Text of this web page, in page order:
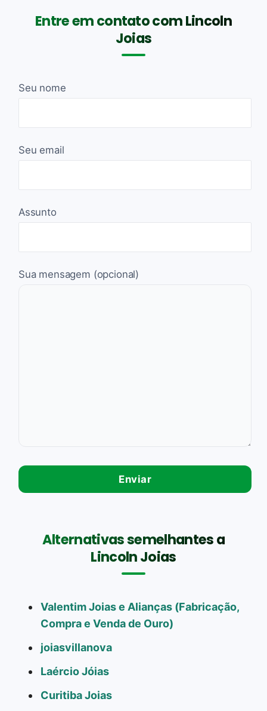
Entre em contato com Lincoln
Joias
Seu nome
Seu email
Assunto
Sua mensagem (opcional)
Alternativas semelhantes a
Lincoln Joias
Valentim Joias e Alianças (Fabricação,
Compra e Venda de Ouro)
joiasvillanova
Laércio Jóias
Curitiba Joias